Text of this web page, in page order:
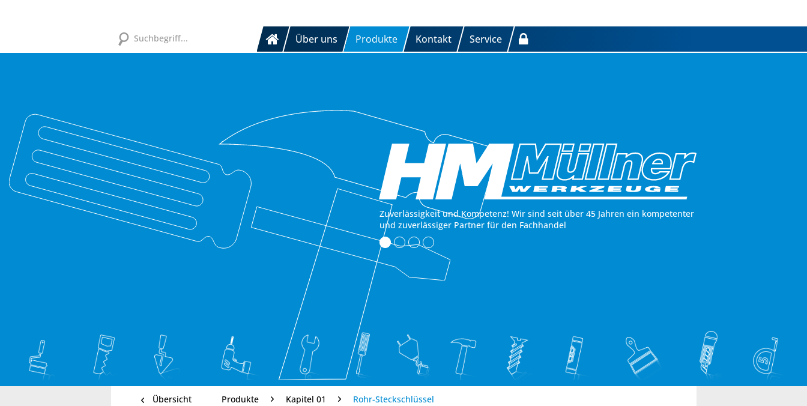
Über uns Produkte Kontakt Service
Zuverlässigkeit und Kompetenz! Wir sind seit über 45 Jahren ein kompetenter
und zuverlässiger Partner für den Fachhandel
Übersicht Produkte Kapitel 01 Rohr-Steckschlüssel